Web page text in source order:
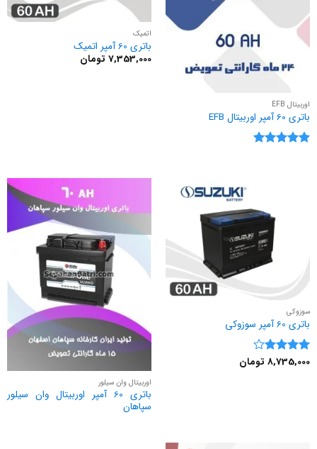
اوربیتال EFB
باتری 60 آمپر اوربیتال EFB
اتمیک
باتری 60 آمپر اتمیک
7,353,000 تومان
سوزوکی
باتری 60 آمپر سوزوکی
نمره4
8,735,000 تومان
اوربیتال وان سیلور
باتری 60 آمپر اوربیتال وان سیلور
سپاهان